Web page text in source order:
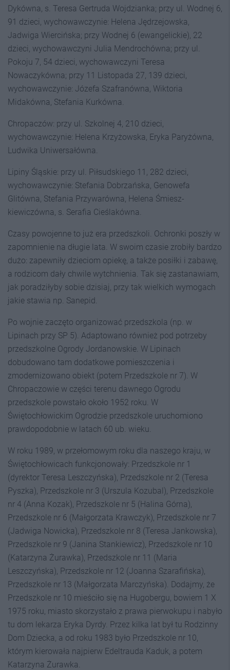
Dykówna, s. Te­resa Gertruda Wojdzianka; przy ul. Wodnej 6,
91 dzieci, wychowawczynie: Helena Jędrzejowska,
Jadwiga Wiercińska; przy Wodnej 6 (ewangelickie), 22
dzieci, wy­chowawczyni Julia Mendrochówna; przy ul.
Pokoju 7, 54 dzieci, wychowawczy­ni Teresa
Nowaczykówna; przy 11 Listopada 27, 139 dzieci,
wychowawczynie: Józefa Szafranówna, Wiktoria
Midakówna, Stefania Kurkówna.
Chropaczów: przy ul. Szkolnej 4, 210 dzieci,
wychowawczynie: Helena Krzyżowska, Eryka Paryżówna,
Ludwika Uniwersałówna.
Lipiny Śląskie: przy ul. Piłsudskiego 11, 282 dzieci,
wychowawczynie: Ste­fania Dobrzańska, Genowefa
Glitówna, Stefania Przywarówna, Helena Śmiesz­
kiewiczówna, s. Serafia Cieślakówna.
Czasy powojenne to już era przedszkoli. Ochronki poszły w
zapomnienie na długie lata. W swoim czasie zrobiły bardzo
dużo: zapewniły dzieciom opiekę, a także posiłki i zabawę,
a rodzicom dały chwile wytchnienia. Tak się zastanawiam,
jak poradziłyby sobie dzisiaj, przy tak wielkich wymogach
jakie stawia np. Sanepid.
Po wojnie zaczęto organizować przedszkola (np. w
Lipinach przy SP 5). Adaptowano również pod potrzeby
przedszkolne Ogrody Jordanowskie. W Lipinach
dobudowano tam dodatkowe pomieszczenia i
zmodernizowano obiekt (potem Przedszkole nr 7). W
Chropaczowie w części terenu dawnego Ogrodu
przedszkole powstało około 1952 roku. W
Świętochłowickim Ogrodzie przedszkole uruchomiono
prawdopodobnie w latach 60 ub. wieku.
W roku 1989, w przełomowym roku dla naszego kraju, w
Świętochłowicach funkcjonowały: Przedszkole nr 1
(dyrektor Teresa Leszczyńska), Przedszko­le nr 2 (Teresa
Pyszka), Przedszkole nr 3 (Urszula Kozubal), Przedszkole
nr 4 (Anna Kozak), Przedszkole nr 5 (Halina Górna),
Przedszkole nr 6 (Małgorzata Krawczyk), Przedszkole nr 7
(Jadwiga Nowicka), Przedszkole nr 8 (Teresa Jan­kowska),
Przedszkole nr 9 (Janina Stankiewicz), Przedszkole nr 10
(Katarzyna Żurawka), Przedszkole nr 11 (Maria
Leszczyńska), Przedszkole nr 12 (Joanna Szarafińska),
Przedszkole nr 13 (Małgorzata Marczyńska). Dodajmy, że
Przedszkole nr 10 mieściło się na Hugobergu, bowiem 1 X
1975 roku, miasto skorzystało z prawa pierwokupu i nabyło
tu dom lekarza Eryka Dyrdy. Przez kilka lat był tu Rodzinny
Dom Dziecka, a od roku 1983 było Przedszkole nr 10,
którym kierowała najpierw Edeltrauda Kaduk, a potem
Katarzyna Żurawka.